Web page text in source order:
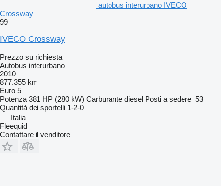
autobus interurbano IVECO
Crossway
99
IVECO Crossway
Prezzo su richiesta
Autobus interurbano
2010
877.355 km
Euro 5
Potenza 381 HP (280 kW) Carburante diesel Posti a sedere 53
Quantità dei sportelli 1-2-0
Italia
Fleequid
Contattare il venditore